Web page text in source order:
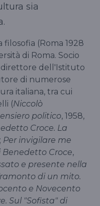
sia
filosofia (Roma 1928
di Roma. Socio
direttore dell'Istituto
di numerose
italiana, tra cui
(Niccolò
politico, 1958,
Croce. La
Per invigilare me
Benedetto Croce,
e presente nella
di un mito.
e Novecento
Sul "Sofista" di